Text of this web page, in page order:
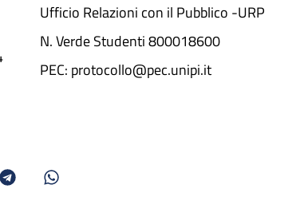
Ufficio Relazioni con il Pubblico -URP
N. Verde Studenti 800018600​
PEC: protocollo@pec.unipi.it